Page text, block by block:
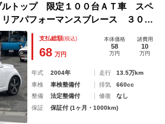
トップ 限定１００台ＡＴ車 スペ
アパフォーマンスブレース ３０ｋ
ー ＨＤＤナビ ＣＤ ＤＶＤ再生
エアバッグ 社外１５インチアル
支払総額(税込)
68 万円
本体価格
58
万円
諸費用
10
万円
年式 2004年 走行
13.5万km
車検
車検整備付 排気
660cc
整備
法定整備付 修復
なし
保証
保証付 (1ヶ月・1000km)